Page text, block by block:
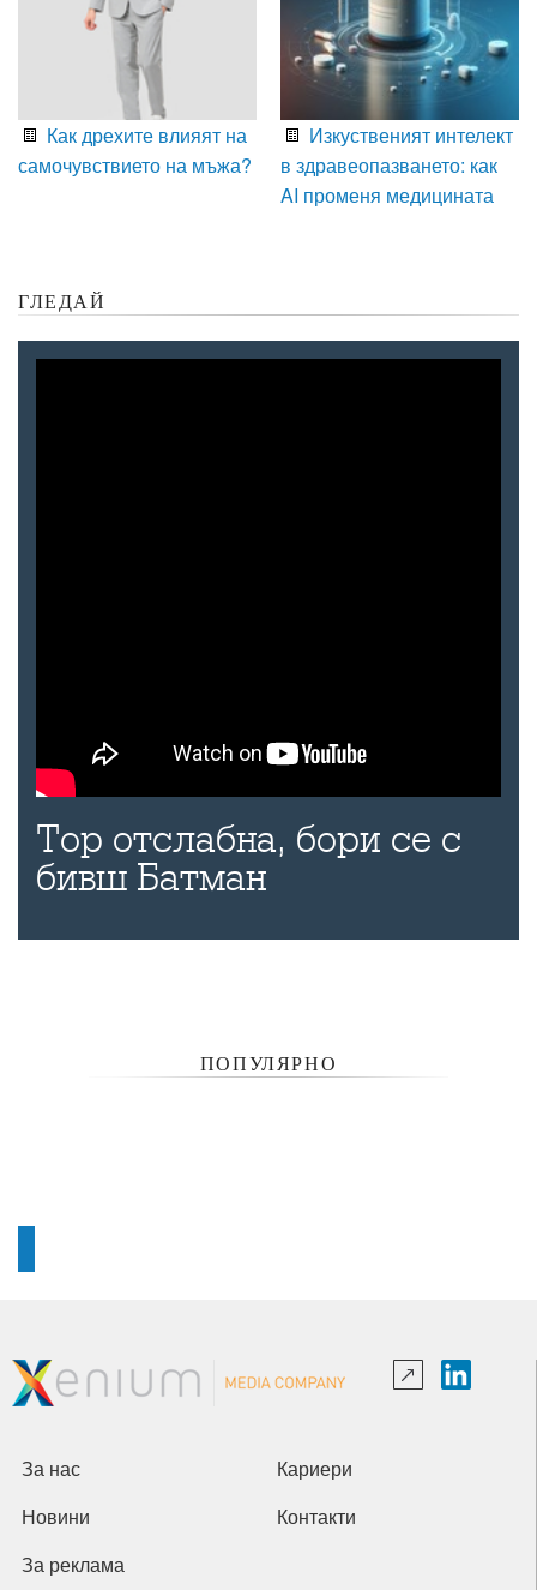
Как дрехите влияят на
самочувствието на мъжа?
Изкуственият интелект
в здравеопазването: как
AI променя медицината
ГЛЕДАЙ
Тор отслабна, бори се с
бивш Батман
ПОПУЛЯРНО
За нас Кариери
Новини Контакти
За реклама